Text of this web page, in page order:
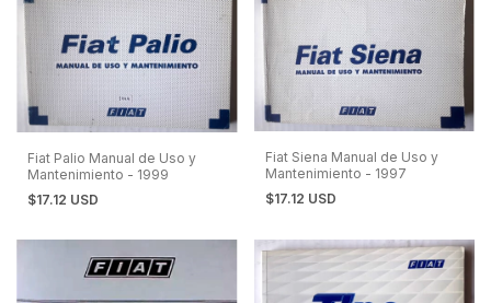
Fiat Palio Manual de Uso y
Mantenimiento - 1999
$17.12 USD
Fiat Siena Manual de Uso y
Mantenimiento - 1997
$17.12 USD